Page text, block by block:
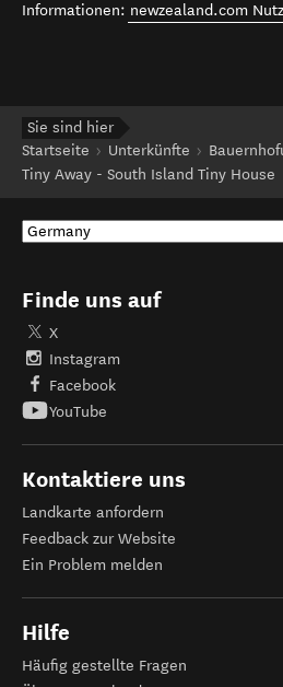
Informationen: newzealand.com
Sie sind hier
Startseite
Unterkünfte
Tiny Away - South Island Tiny House
Finde uns auf
X
Instagram
Facebook
YouTube
Kontaktiere uns
Landkarte anfordern
Feedback zur Website
Ein Problem melden
Hilfe
Häufig gestellte Fragen